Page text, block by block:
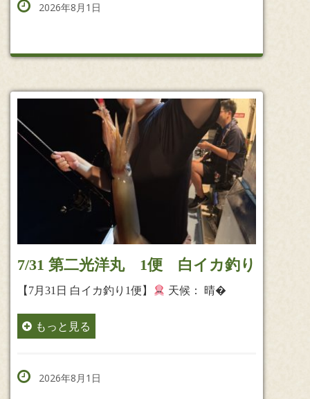
2026年8月1日
7/31 第二光洋丸 1便 白イカ釣り
【7月31日 白イカ釣り1便】 天候： 晴�
もっと見る
2026年8月1日